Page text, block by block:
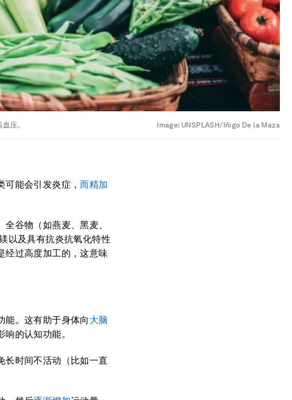
压。 Image: UNSPLASH/Iñigo De la Maza
可能会引发炎症，而精加
谷物（如燕麦、黑麦、
以及具有抗炎抗氧化特性
经过高度加工的，这意味
能。这有助于身体向 大脑
的认知功能。
长时间不活动（比如一直